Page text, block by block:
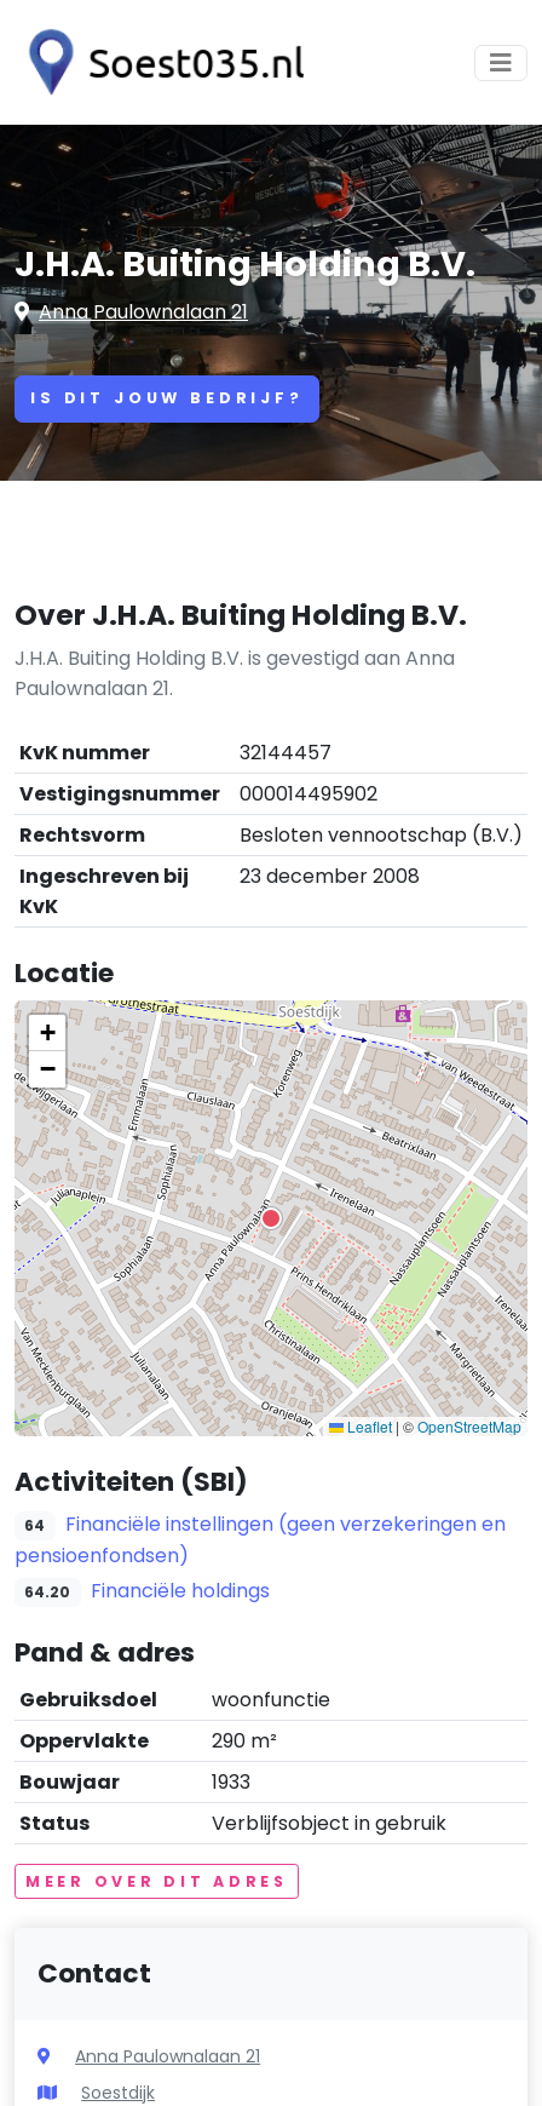
J.H.A. Buiting Holding B.V.
Anna Paulownalaan 21
IS DIT JOUW BEDRIJF?
Over J.H.A. Buiting Holding B.V.
J.H.A. Buiting Holding B.V. is gevestigd aan Anna
Paulownalaan 21.
KvK nummer
32144457
Vestigingsnummer
000014495902
Rechtsvorm
Besloten vennootschap (B.V.)
Ingeschreven bij
KvK
23 december 2008
Locatie
+
−
Leaflet | ©OpenStreetMap
Activiteiten (SBI)
64
Financiële instellingen (geen verzekeringen en
pensioenfondsen)
64.20 Financiële holdings
Pand & adres
Gebruiksdoel
woonfunctie
Oppervlakte
290 m²
Bouwjaar
1933
Status
Verblijfsobject in gebruik
MEER OVER DIT ADRES
Contact
Anna Paulownalaan 21
Soestdijk